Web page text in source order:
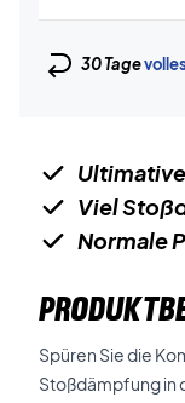
30 Tage
Viel
Normale
Spüren Sie die
Stoßdämpfung in